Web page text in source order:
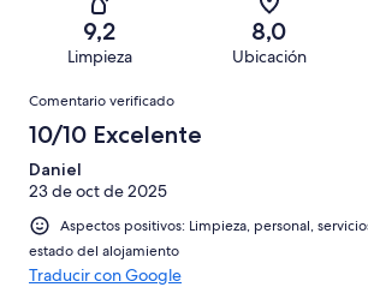
puntuación
puntuación
Bueno
puntuación
Normal
una
puntuación
Mediocre
43
una
puntuación
de
Horrible
9,2
Limpieza
8,0
Ubicación
Comentarios
Comentario verificado
10/10 Excelente
Daniel
23 de oct de 2025
Aspectos positivos: Limpieza, personal,
estado del alojamiento
Traducir con Google